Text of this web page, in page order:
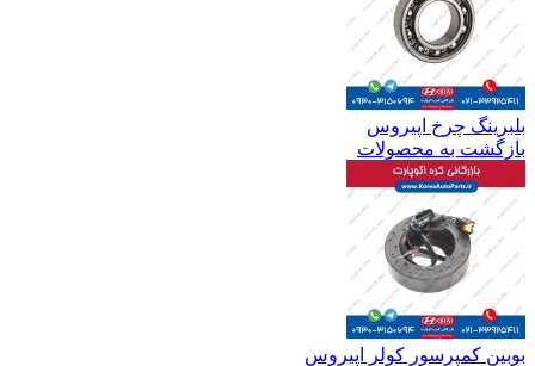
بلبرینگ چرخ اپیروس
بازگشت به محصولات
بوبین کمپرسور کولر اپیروس